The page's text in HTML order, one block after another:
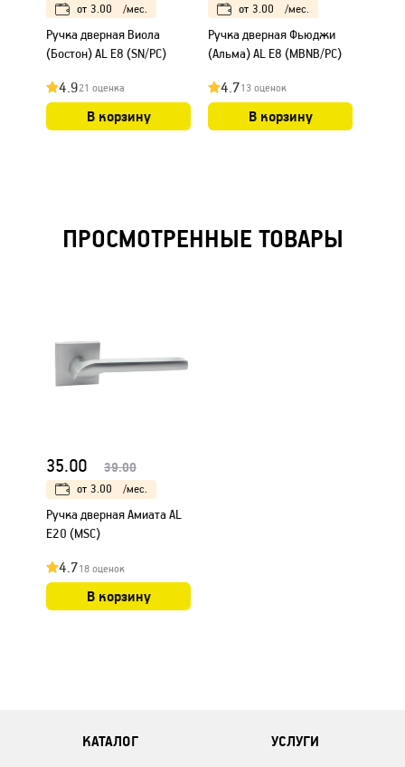
от 3.00 /мес.
Ручка дверная Виола
(Бостон) AL E8 (SN/PC)
4.921 оценка
В корзину
от 3.00 /мес.
Ручка дверная Фьюджи
(Альма) AL E8 (MBNB/PC)
4.713 оценок
В корзину
ПРОСМОТРЕННЫЕ ТОВАРЫ
35.00 39.00
от 3.00 /мес.
Ручка дверная Амиата AL
E20 (MSC)
4.718 оценок
В корзину
КАТАЛОГ УСЛУГИ